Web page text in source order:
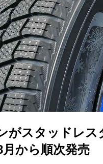
がスタッドレス
月から順次発売